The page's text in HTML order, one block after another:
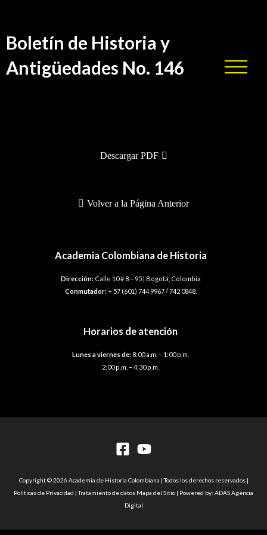
Boletín de Historia y
Antigüedades No. 146
Descargar PDF
Volver a la Página Anterior
Academia Colombiana de Historia
Dirección:Calle 10 # 8 – 95 | Bogotá, Colombia
Conmutador:+ 57 (601) 744 9967 / 742 0848.
Horarios de atención
Lunes a viernes de: 8:00 a.m. – 1:00 p.m.
2:00 p.m. – 4:30 p.m.
Copyright © 2026 Academia de Historia Colombiana | Todos los derechos reservados |
Politicas de Privacidad | Tratamiento de datos Mapa del Sitio | Powered by: ADAS Agencia
Digital